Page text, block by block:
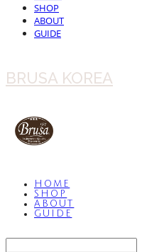
SHOP
ABOUT
GUIDE
BRUSA KOREA
HOME
SHOP
ABOUT
GUIDE